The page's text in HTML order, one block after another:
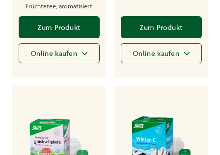
Früchtetee, aromatisiert
Zum Produkt
Online kaufen
Zum Produkt
Online kaufen